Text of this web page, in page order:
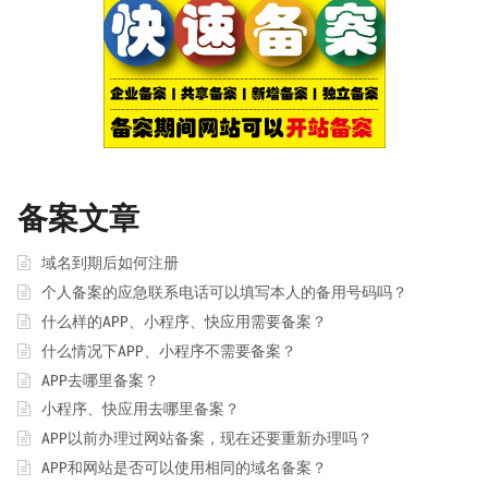
备案文章
域名到期后如何注册
个人备案的应急联系电话可以填写本人的备用号码吗？
什么样的APP、小程序、快应用需要备案？
什么情况下APP、小程序不需要备案？
APP去哪里备案？
小程序、快应用去哪里备案？
APP以前办理过网站备案，现在还要重新办理吗？
APP和网站是否可以使用相同的域名备案？